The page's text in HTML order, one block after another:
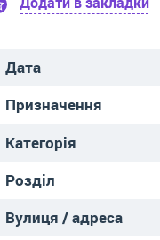
Дата
Призначення
Категорія
Розділ
Вулиця / адреса